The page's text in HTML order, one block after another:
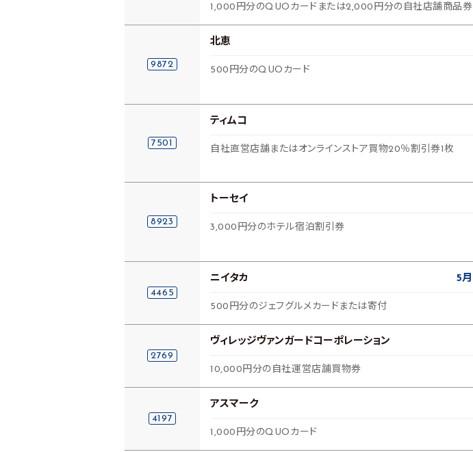
1,000円分のQUOカードまたは2,000円分の自社店舗商品券
9872
北恵
500円分のQUOカード
7501
ティムコ
自社直営店舗またはオンラインストア買物20％割引券1枚
8923
トーセイ
3,000円分のホテル宿泊割引券
4465
ニイタカ 5月
500円分のジェフグルメカードまたは寄付
2769
ヴィレッジヴァンガードコーポレーション
10,000円分の自社運営店舗買物券
4197
アスマーク
1,000円分のQUOカード